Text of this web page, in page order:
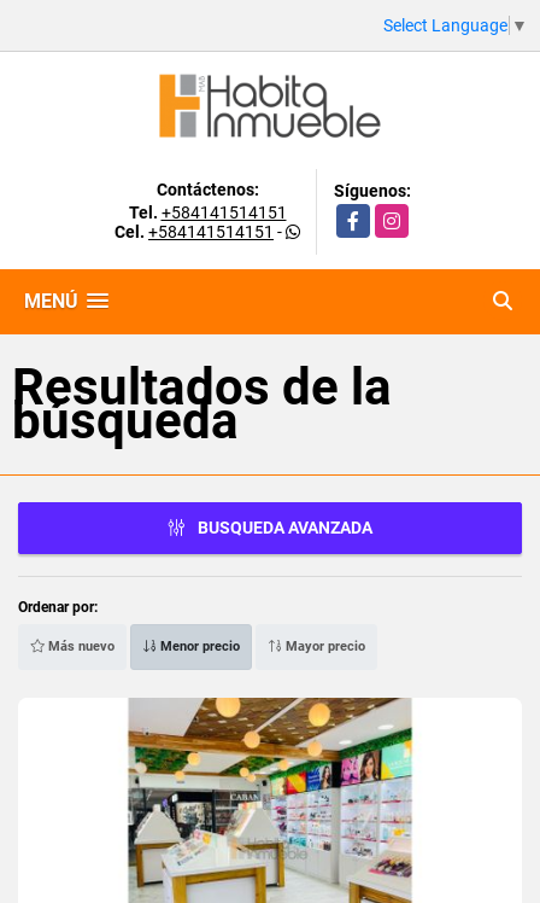
Select Language ▼
Contáctenos:
Tel. +584141514151
Cel. +584141514151 -
Síguenos:
FacebookInstagram
MENÚ
Resultados de la
búsqueda
BUSQUEDA AVANZADA
Ordenar por:
Más nuevo Menor precio Mayor precio